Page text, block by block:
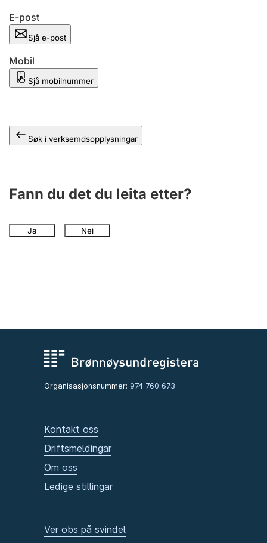
E-post
Sjå e-post
Mobil
Sjå mobilnummer
Søk i verksemdsopplysningar
Fann du det du leita etter?
Ja Nei
Organisasjonsnummer: 974 760 673
Kontakt oss
Driftsmeldingar
Om oss
Ledige stillingar
Ver obs på svindel